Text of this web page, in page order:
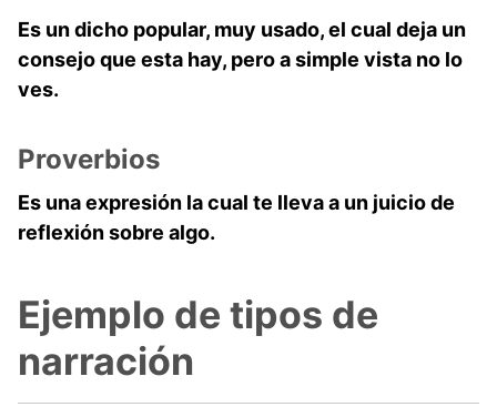
Es un dicho popular, muy usado, el cual deja un
consejo que esta hay, pero a simple vista no lo
ves.
Proverbios
Es una expresión la cual te lleva a un juicio de
reflexión sobre algo.
Ejemplo de tipos de
narración